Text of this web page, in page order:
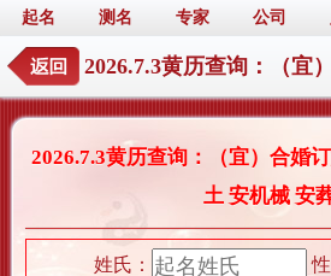
起名 测名 专家 公司
2026.7.3黄历查询：（宜）合婚
土 安机械 安
姓氏： 性